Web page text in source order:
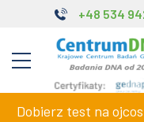
+48 534
Dobierz test na